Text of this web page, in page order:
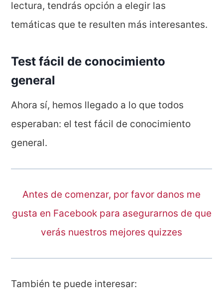
lectura, tendrás opción a elegir las
temáticas que te resulten más interesantes.
Test fácil de conocimiento
general
Ahora sí, hemos llegado a lo que todos
esperaban: el test fácil de conocimiento
general.
Antes de comenzar, por favor danos me
gusta en Facebook para asegurarnos de que
verás nuestros mejores quizzes
También te puede interesar: